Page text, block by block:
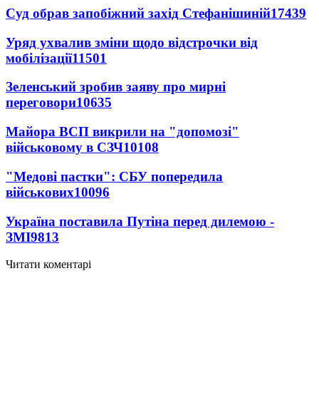
Суд обрав запобіжний захід Стефанішиній17439
Уряд ухвалив зміни щодо відстрочки від
мобілізації11501
Зеленський зробив заяву про мирні
переговори10635
Майора ВСП викрили на "допомозі"
військовому в СЗЧ10108
"Медові пастки": СБУ попередила
військових10096
Україна поставила Путіна перед дилемою -
ЗМІ9813
Читати коментарі